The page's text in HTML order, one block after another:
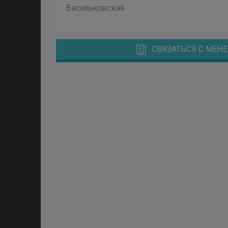
Васильковская
СВЯЗАТЬСЯ С